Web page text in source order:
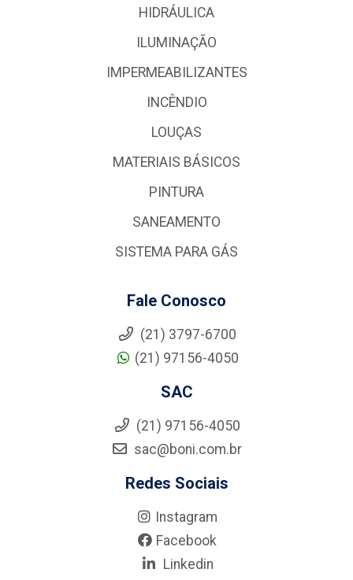
HIDRÁULICA
ILUMINAÇÃO
IMPERMEABILIZANTES
INCÊNDIO
LOUÇAS
MATERIAIS BÁSICOS
PINTURA
SANEAMENTO
SISTEMA PARA GÁS
Fale Conosco
(21) 3797-6700
(21) 97156-4050
SAC
(21) 97156-4050
sac@boni.com.br
Redes Sociais
Instagram
Facebook
Linkedin